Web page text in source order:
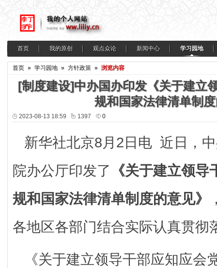
首页 我的原创 观点众论 新闻中心 学习园地
首页 » 学习园地 » 方针政策 » 浏览内容
[制度建设]中办国办印发《关于建立
规和国家法律清单制
2023-08-13 18:59 1397 0
新华社北京8月2日电 近日，
院办公厅印发了
《关于建立领
规和国家法律清单制度的意见》
各地区各部门结合实际认真贯彻
《关于建立领导干部应知应会